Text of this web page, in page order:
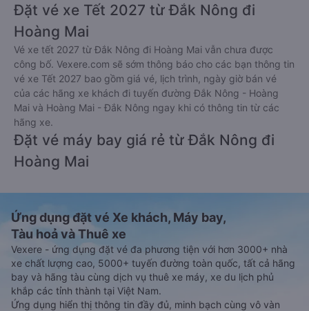
Đặt vé xe Tết 2027 từ Đắk Nông đi
Hoàng Mai
Vé xe tết 2027 từ Đắk Nông đi Hoàng Mai vẫn chưa được
công bố. Vexere.com sẽ sớm thông báo cho các bạn thông tin
vé xe Tết 2027 bao gồm giá vé, lịch trình, ngày giờ bán vé
của các hãng xe khách đi tuyến đường Đắk Nông - Hoàng
Mai và Hoàng Mai - Đắk Nông ngay khi có thông tin từ các
hãng xe.
Đặt vé máy bay giá rẻ từ Đắk Nông đi
Hoàng Mai
Ứng dụng đặt vé Xe khách, Máy bay,
Tàu hoả và Thuê xe
Vexere - ứng dụng đặt vé đa phương tiện với hơn 3000+ nhà
xe chất lượng cao, 5000+ tuyến đường toàn quốc, tất cả hãng
bay và hãng tàu cùng dịch vụ thuê xe máy, xe du lịch phủ
khắp các tỉnh thành tại Việt Nam.
Ứng dụng hiển thị thông tin đầy đủ, minh bạch cùng vô vàn